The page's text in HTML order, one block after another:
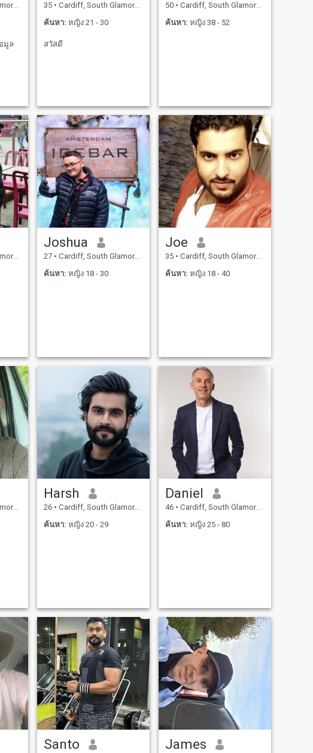
งกฤษ
มูล
35 • Cardiff, South Glamorgan, อังกฤษ
ค้นหา: หญิง 21 - 30
สวัสดี
50 • Cardiff, South Glamorgan, อังกฤษ
ค้นหา: หญิง 38 - 52
งกฤษ
Joshua
27 • Cardiff, South Glamorgan, อังกฤษ
ค้นหา: หญิง 18 - 30
Joe
35 • Cardiff, South Glamorgan, อังกฤษ
ค้นหา: หญิง 18 - 40
งกฤษ
Harsh
26 • Cardiff, South Glamorgan, อังกฤษ
ค้นหา: หญิง 20 - 29
Daniel
46 • Cardiff, South Glamorgan, อังกฤษ
ค้นหา: หญิง 25 - 80
Santo James